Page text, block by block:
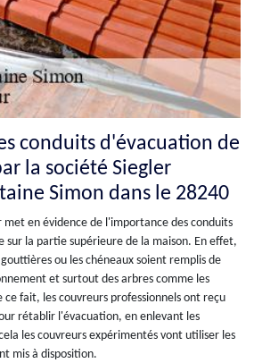
conduits d'évacuation de
la société Siegler
Simon dans le 28240
met en évidence de l'importance des conduits
sur la partie supérieure de la maison. En effet,
ou les chéneaux soient remplis de
et surtout des arbres comme les
ce fait, les couvreurs professionnels ont reçu
rétablir l'évacuation, en enlevant les
les couvreurs expérimentés vont utiliser les
mis à disposition.